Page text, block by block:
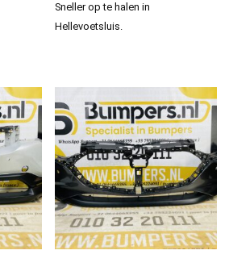
Sneller op te halen in
Hellevoetsluis.